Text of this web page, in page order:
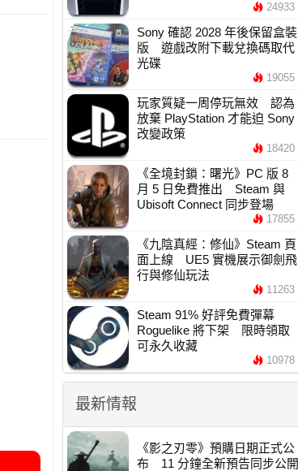
24933
Sony 確認 2028 年後保留盒裝
版 遊戲改附下載兌換碼取代
光碟
19055
玩家質疑一周停玩無效 認為
放棄 PlayStation 才能迫 Sony
改變政策
18420
《全境封鎖：曙光》PC 版 8
月 5 日免費推出 Steam 與
Ubisoft Connect 同步登場
17855
《九陰真經：修仙》Steam 頁
面上線 UE5 實機展示御劍飛
行與修仙玩法
11263
Steam 91% 好評免費彈幕
Roguelike 將下架 限時領取
可永久收藏
10978
最新情報
《影之刃零》預購日期正式公
布 11 分鐘全新預告同步公開